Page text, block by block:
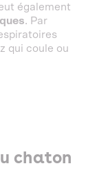
également
. Par
qui coule ou
chaton